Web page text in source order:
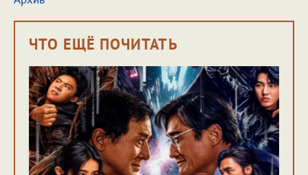
ЧТО ЕЩЁ ПОЧИТАТЬ